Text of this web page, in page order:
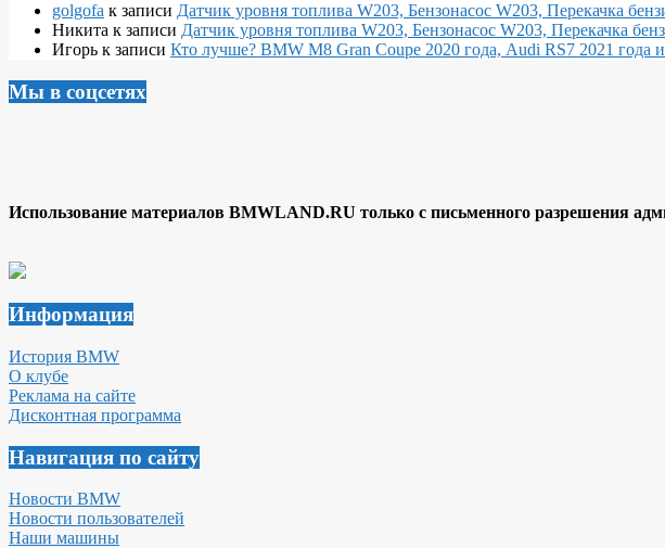
golgofa к записи Датчик уровня топлива W203, Бензонасос W203, Перекачка
Никита к записи Датчик уровня топлива W203, Бензонасос W203, Перекачка
Игорь к записи Кто лучше? BMW M8 Gran Coupe 2020 года, Audi RS7 2021 года
Мы в соцсетях
Использование материалов BMWLAND.RU только с письменного разрешения
Информация
История BMW
О клубе
Реклама на сайте
Дисконтная программа
Навигация по сайту
Новости BMW
Новости пользователей
Наши машины